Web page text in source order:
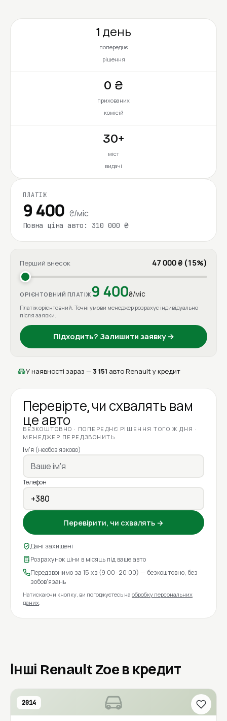
1 день
попереднє
рішення
0 ₴
прихованих
комісій
30+
міст
видачі
ПЛАТІЖ
9 400 ₴/міс
Повна ціна авто: 310 000 ₴
Перший внесок 47 000 ₴ (15%)
ОРІЄНТОВНИЙ ПЛАТІЖ9 400₴/міс
Платіж орієнтовний. Точні умови менеджер розрахує індивідуально
після заявки.
Підходить? Залишити заявку →
У наявності зараз — 3 151 авто Renault у кредит
Перевірте, чи схвалять вам
це авто
БЕЗКОШТОВНО · ПОПЕРЕДНЄ РІШЕННЯ ТОГО Ж ДНЯ ·
МЕНЕДЖЕР ПЕРЕДЗВОНИТЬ
Ім'я (необов'язково)
Телефон
Перевірити, чи схвалять →
Дані захищені
Розрахунок ціни в місяць під ваше авто
Передзвонимо за 15 хв (9:00–20:00) — безкоштовно, без
зобов'язань
Натискаючи кнопку, ви погоджуєтесь на обробку персональних
даних.
Інші Renault Zoe в кредит
2014